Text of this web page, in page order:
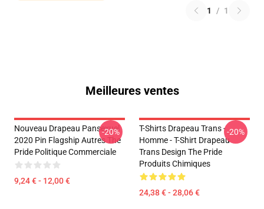
1 / 1
Meilleures ventes
Nouveau Drapeau Pansexuel
2020 Pin Flagship Autres The
Pride Politique Commerciale
9,24 € - 12,00 €
-20%
T-Shirts Drapeau Trans -
Homme - T-Shirt Drapeau
Trans Design The Pride
Produits Chimiques
24,38 € - 28,06 €
-20%